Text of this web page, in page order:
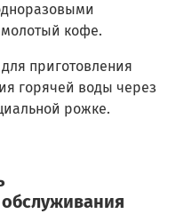
кофе.
приготовления
горячей воды через
рожке.